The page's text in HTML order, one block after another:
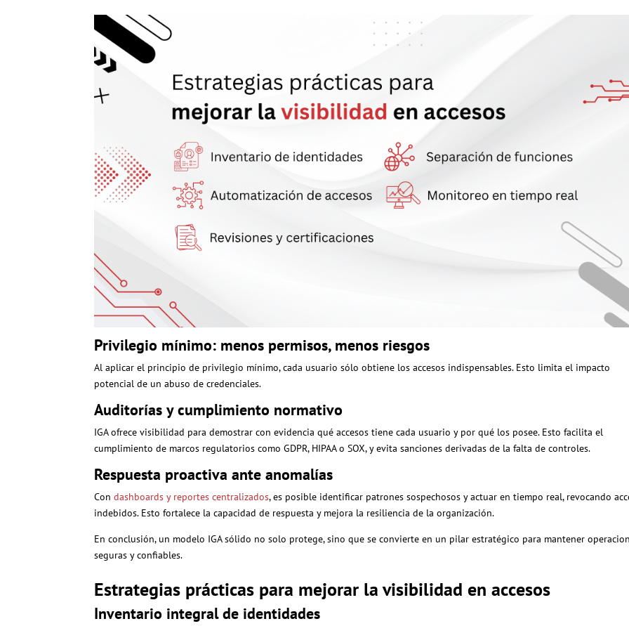
Privilegio mínimo: menos permisos, menos riesgos
Al aplicar el principio de privilegio mínimo, cada usuario sólo obtiene los accesos indispensables. Esto limita el impacto
potencial de un abuso de credenciales.
Auditorías y cumplimiento normativo
IGA ofrece visibilidad para demostrar con evidencia qué accesos tiene cada usuario y por qué los posee. Esto facilita el
cumplimiento de marcos regulatorios como GDPR, HIPAA o SOX, y evita sanciones derivadas de la falta de controles.
Respuesta proactiva ante anomalías
Con dashboards y reportes centralizados, es posible identificar patrones sospechosos y actuar en tiempo real, revocando
indebidos. Esto fortalece la capacidad de respuesta y mejora la resiliencia de la organización.
En conclusión, un modelo IGA sólido no solo protege, sino que se convierte en un pilar estratégico para mantener
seguras y confiables.
Estrategias prácticas para mejorar la visibilidad en accesos
Inventario integral de identidades